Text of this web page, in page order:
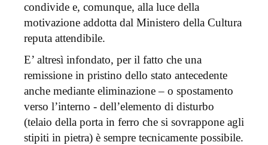
condivide e, comunque, alla luce della
motivazione addotta dal Ministero della Cultura
reputa attendibile.
E’ altresì infondato, per il fatto che una
remissione in pristino dello stato antecedente
anche mediante eliminazione – o spostamento
verso l’interno - dell’elemento di disturbo
(telaio della porta in ferro che si sovrappone agli
stipiti in pietra) è sempre tecnicamente possibile.